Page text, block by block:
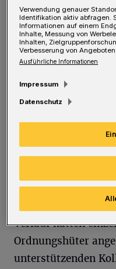
Foto: Polizei
Auslöser des
Portemonnaies
Sachverhalt
die teils erheblich
erschwert, da sie
polizeilichen
Beamten
Verlauf hätten
Ordnungshüter
unterstützenden
Verwendung genauer
Identifikation aktiv abfragen.
Informationen auf einem
Inhalte, Messung von
Inhalten,
Verbesserung von Angeboten.
Ausführliche Informationen
Impressum
Datenschutz